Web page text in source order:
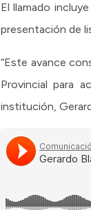
El llamado
presentación de
“Este avance
Provincial para
institución,